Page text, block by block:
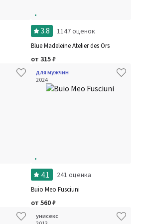
3.8 1147 оценок
Blue Madeleine Atelier des Ors
от 315₽
для мужчин
2024
4.1 241 оценка
Buio Meo Fusciuni
от 560₽
унисекс